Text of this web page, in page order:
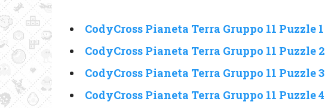
CodyCross Pianeta Terra Gruppo 11 Puzzle 1
CodyCross Pianeta Terra Gruppo 11 Puzzle 2
CodyCross Pianeta Terra Gruppo 11 Puzzle 3
CodyCross Pianeta Terra Gruppo 11 Puzzle 4